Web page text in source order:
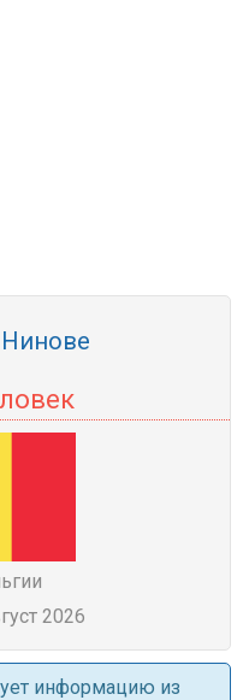
2026
информацию из